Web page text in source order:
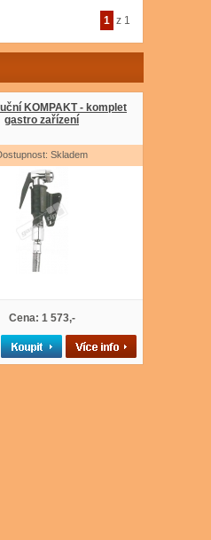
1 z 1
KOMPAKT - komplet
gastro zařízení
Skladem
Cena: 1 573,-